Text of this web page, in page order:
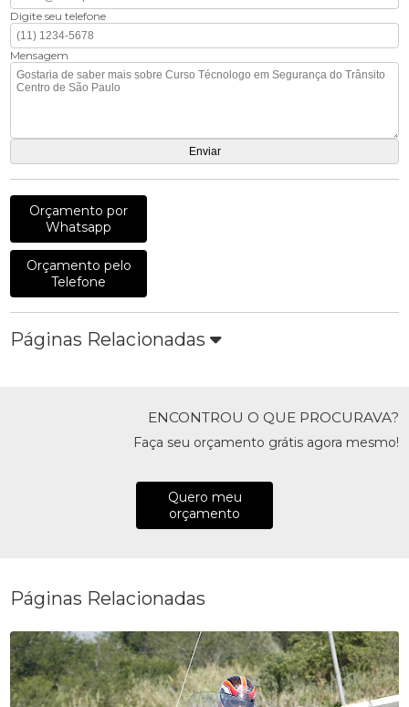
Digite seu telefone
Mensagem
Orçamento por
Whatsapp
Orçamento pelo
Telefone
Páginas Relacionadas
ENCONTROU O QUE PROCURAVA?
Faça seu orçamento grátis agora mesmo!
Quero meu
orçamento
Páginas Relacionadas